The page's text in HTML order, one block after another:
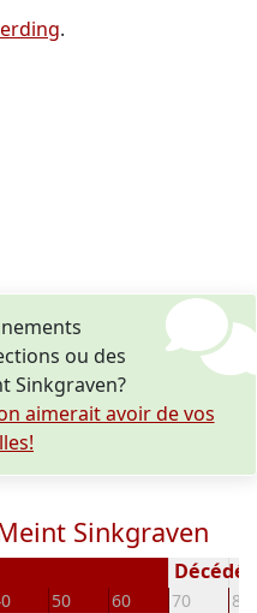
.
ou des
Sinkgraven?
aimerait avoir de vos
Sinkgraven
50 60 70 80